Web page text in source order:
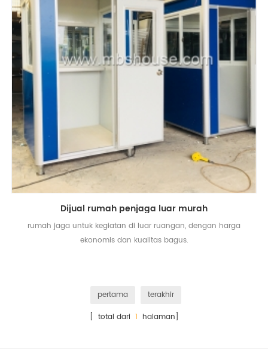
Dijual rumah penjaga luar murah
rumah jaga untuk kegiatan di luar ruangan, dengan harga
ekonomis dan kualitas bagus.
pertama
terakhir
[ total dari 1 halaman]